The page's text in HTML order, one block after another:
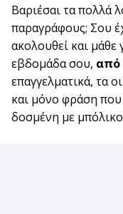
Βαριέσαι τα πολλά
παραγράφους; Σου
ακολουθεί και
εβδομάδα σου, από
επαγγελματικά, τα
και μόνο φράση που
δοσμένη με